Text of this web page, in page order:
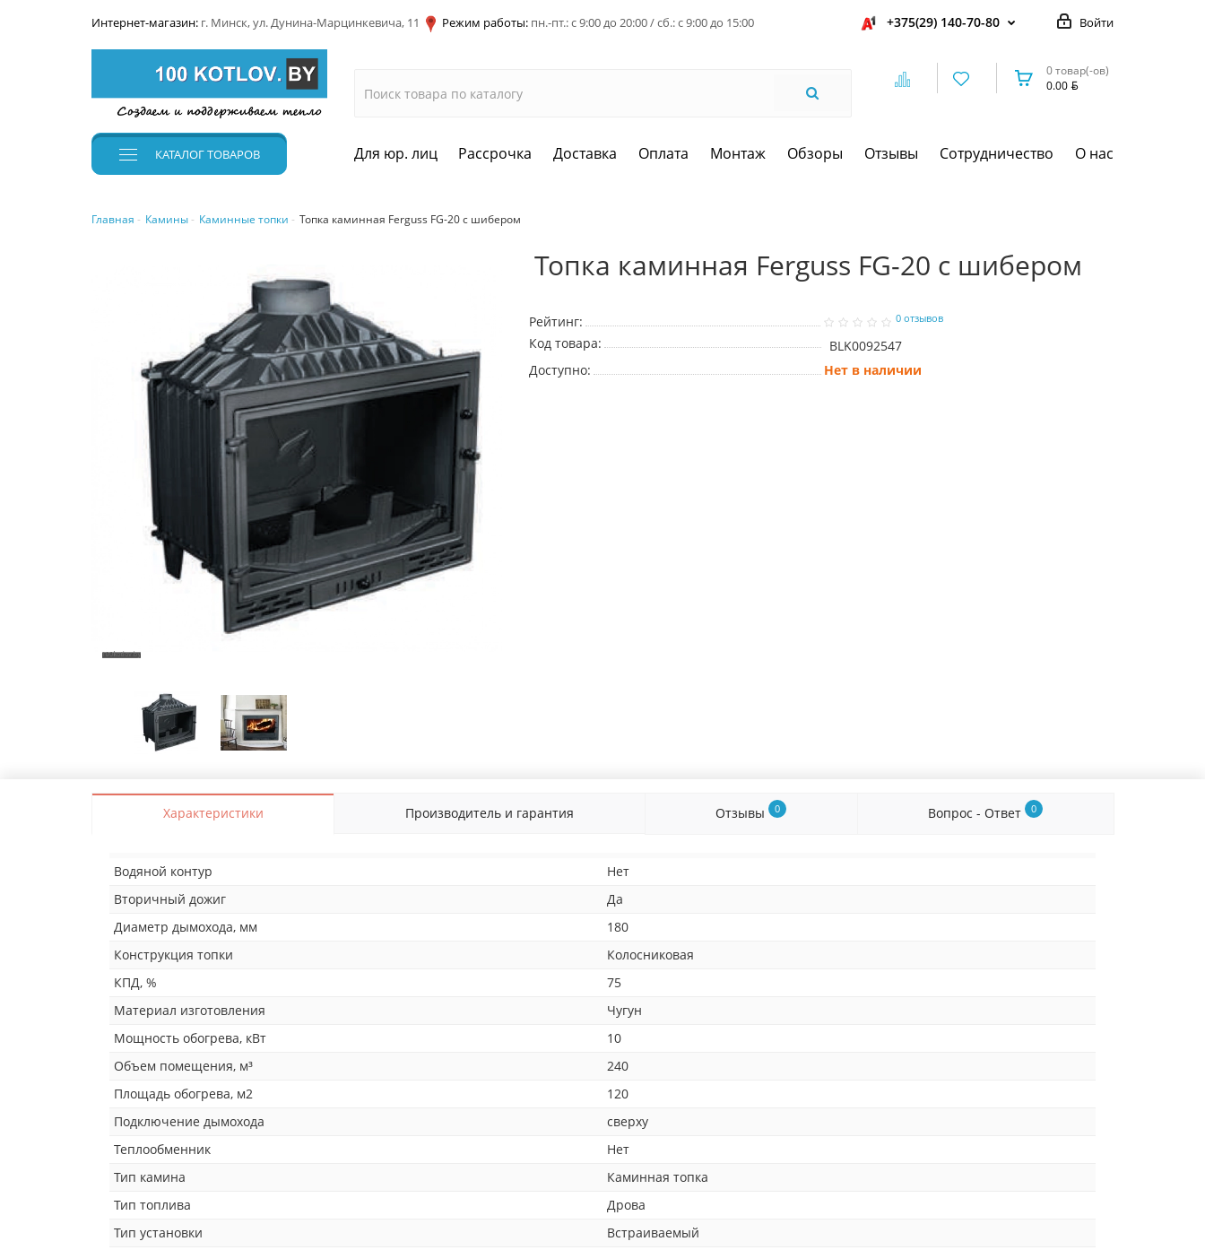
Интернет-магазин: г. Минск, ул. Дунина-Марцинкевича, 11 Режим работы: пн.-пт.: с 9:00 до 20:00 / сб.: с 9:00 до 15:00 Войти
+375(29) 140-70-80
0 товар(-ов)
0.00
КАТАЛОГТОВАРОВ Для юр. лиц Рассрочка Доставка Оплата Монтаж Обзоры Отзывы Сотрудничество О нас
Главная Камины Каминные топки Топка каминная Ferguss FG-20 с шибером
Топка каминная Ferguss FG-20 с шибером
Рейтинг: 0 отзывов
Код товара:
BLK0092547
Доступно:
Нет в наличии
Характеристики Производитель и гарантия Отзывы 0 Вопрос - Ответ 0
Водяной контур
Нет
Вторичный дожиг
Да
Диаметр дымохода, мм
180
Конструкция топки
Колосниковая
КПД, %
75
Материал изготовления
Чугун
Мощность обогрева, кВт
10
Объем помещения, м³
240
Площадь обогрева, м2
120
Подключение дымохода
сверху
Теплообменник
Нет
Тип камина
Каминная топка
Тип топлива
Дрова
Тип установки
Встраиваемый